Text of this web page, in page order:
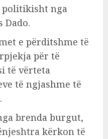
politikisht nga
Dado.
e përditshme të
për të
të vërteta
të ngjashme të
brenda burgut,
kërkon të